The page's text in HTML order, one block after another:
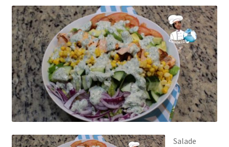
Salade